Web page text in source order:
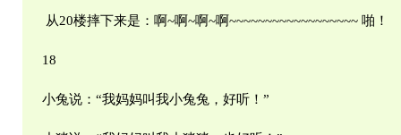
从20楼摔下来是：啊~啊~啊~啊~~~~~~~~~~~~~~~~~~ 啪！
18
小兔说：“我妈妈叫我小兔兔，好听！”